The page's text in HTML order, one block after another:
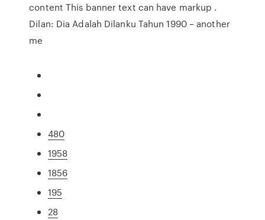
content This banner text can have markup .
Dilan: Dia Adalah Dilanku Tahun 1990 – another
me
480
1958
1856
195
28